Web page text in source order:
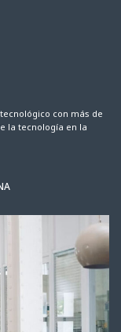
con más de
la tecnología en la